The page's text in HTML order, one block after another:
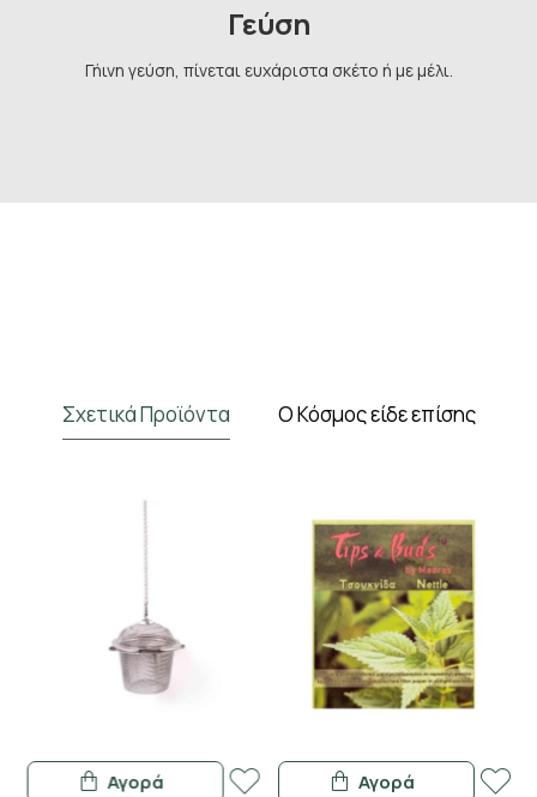
Γεύση
Γήινη γεύση, πίνεται ευχάριστα σκέτο ή με μέλι.
Σχετικά Προϊόντα Ο Κόσμος είδε επίσης
Αγορά Αγορά